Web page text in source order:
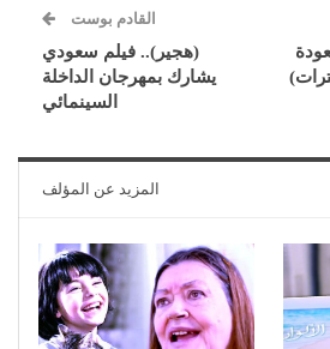
القادم بوست
(هجير).. فيلم سعودي
يشارك بمهرجان الداخلة
السينمائي
المزيد عن المؤلف